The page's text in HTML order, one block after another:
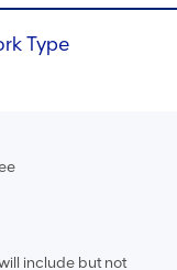
Type
include but not